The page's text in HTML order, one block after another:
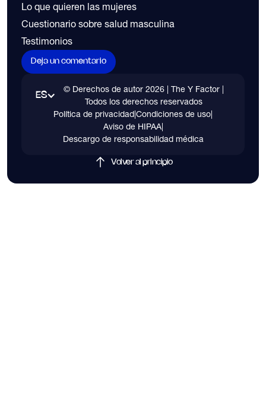
Lo que quieren las mujeres
Cuestionario sobre salud masculina
Testimonios
Deja un comentario
ES
© Derechos de autor2026 | The Y Factor |
Todos los derechos reservados
Política de privacidad|Condiciones de uso|
Aviso de HIPAA|
Descargo de responsabilidad médica
Volver al principio